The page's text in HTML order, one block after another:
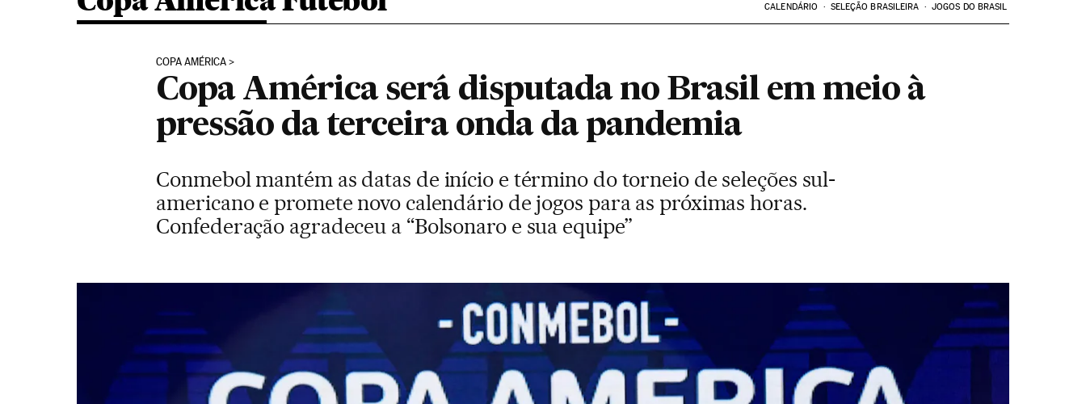
CALENDÁRIO SELEÇÃO BRASILEIRA JOGOS DO BRASIL
COPA AMÉRICA
Copa América será disputada no Brasil em meio à
pressão da terceira onda da pandemia
Conmebol mantém as datas de início e término do torneio de seleções sul-
americano e promete novo calendário de jogos para as próximas horas.
Confederação agradeceu a “Bolsonaro e sua equipe”